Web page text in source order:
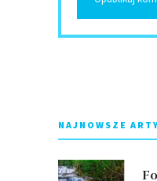
NAJNOWSZE